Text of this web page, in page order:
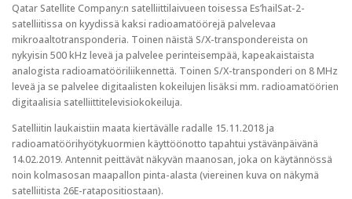
Qatar Satellite Company:n satelliittilaivueen toisessa Es’hailSat-2-
satelliitissa on kyydissä kaksi radioamatöörejä palvelevaa
mikroaaltotransponderia. Toinen näistä S/X-transpondereista on
nykyisin 500 kHz leveä ja palvelee perinteisempää, kapeakaistaista
analogista radioamatööriliikennettä. Toinen S/X-transponderi on 8 MHz
leveä ja se palvelee digitaalisten kokeilujen lisäksi mm. radioamatöörien
digitaalisia satelliittitelevisiokokeiluja.
Satelliitin laukaistiin maata kiertävälle radalle 15.11.2018 ja
radioamatöörihyötykuormien käyttöönotto tapahtui ystävänpäivänä
14.02.2019. Antennit peittävät näkyvän maanosan, joka on käytännössä
noin kolmasosan maapallon pinta-alasta (viereinen kuva on näkymä
satelliitista 26E-ratapositiostaan).